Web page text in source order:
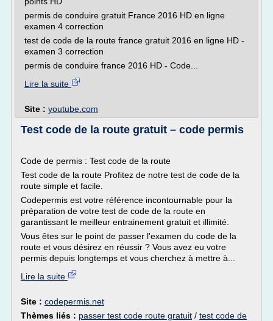
permis de conduire gratuit France 2016 HD en ligne
examen 4 correction
test de code de la route france gratuit 2016 en ligne HD -
examen 3 correction
permis de conduire france 2016 HD - Code...
Lire la suite
Site : youtube.com
Test code de la route gratuit – code permis
Code de permis : Test code de la route
Test code de la route Profitez de notre test de code de la
route simple et facile.
Codepermis est votre référence incontournable pour la
préparation de votre test de code de la route en
garantissant le meilleur entrainement gratuit et illimité.
Vous êtes sur le point de passer l'examen du code de la
route et vous désirez en réussir ? Vous avez eu votre
permis depuis longtemps et vous cherchez à mettre à...
Lire la suite
Site : codepermis.net
Thèmes liés : passer test code route gratuit / test code de